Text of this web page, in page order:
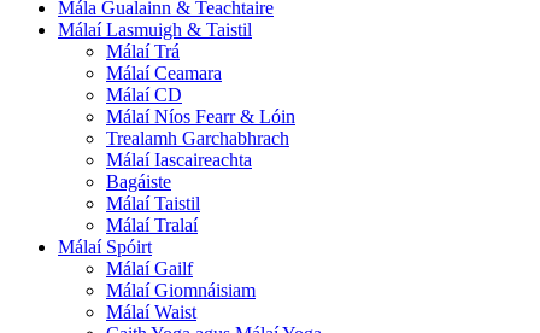
Mála Gualainn & Teachtaire
Málaí Lasmuigh & Taistil
Málaí Trá
Málaí Ceamara
Málaí CD
Málaí Níos Fearr & Lóin
Trealamh Garchabhrach
Málaí Iascaireachta
Bagáiste
Málaí Taistil
Málaí Tralaí
Málaí Spóirt
Málaí Gailf
Málaí Giomnáisiam
Málaí Waist